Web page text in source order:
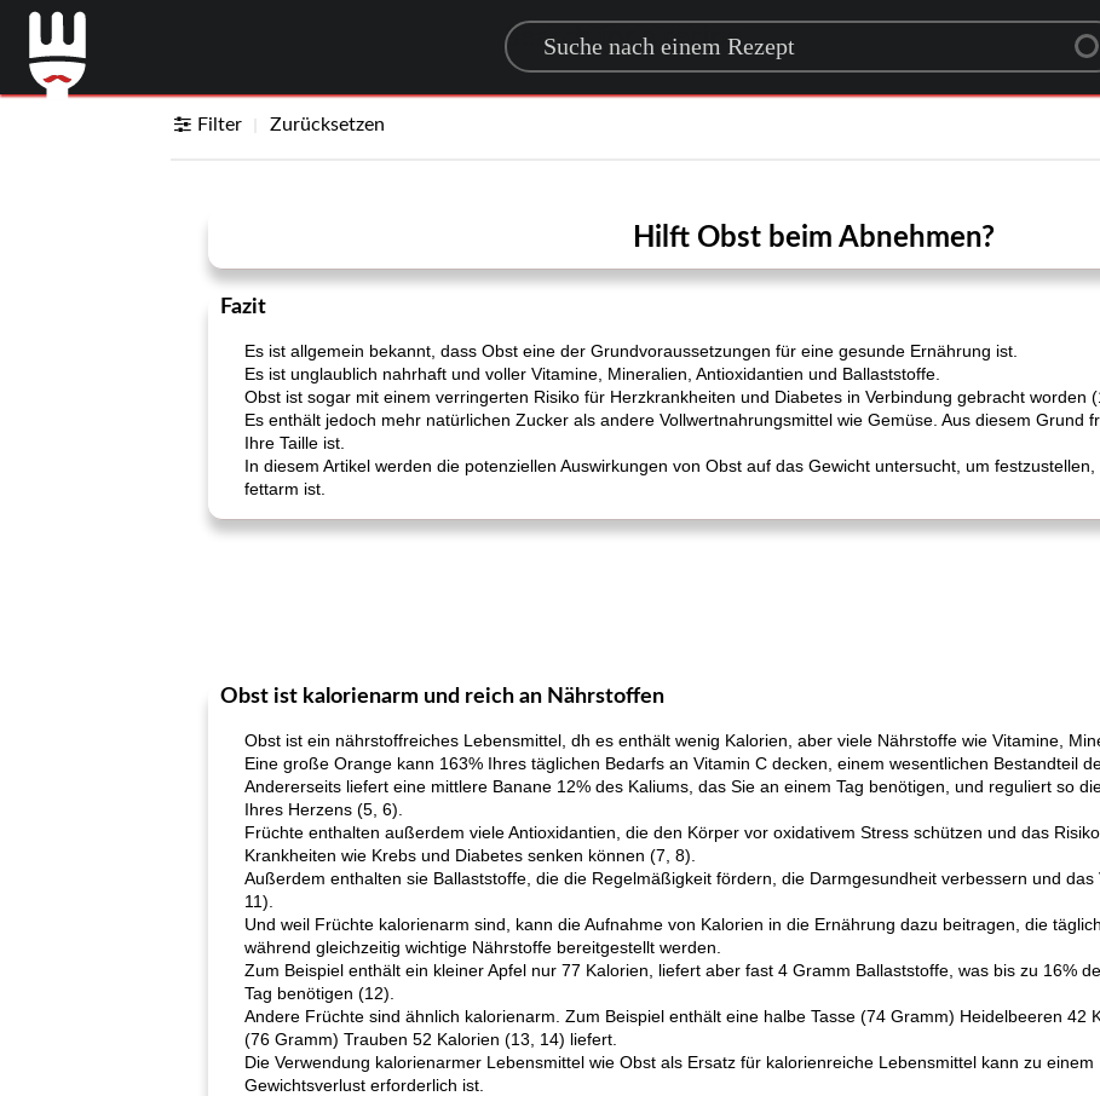
Search for a recipe
Filter Zurücksetzen
Hilft Obst beim Abnehmen?
Fazit
Es ist allgemein bekannt, dass Obst eine der Grundvoraussetzungen für eine gesunde Ernährung ist.
Es ist unglaublich nahrhaft und voller Vitamine, Mineralien, Antioxidantien und Ballaststoffe.
Obst ist sogar mit einem verringerten Risiko für Herzkrankheiten und Diabetes in Verbindung gebracht worden
Es enthält jedoch mehr natürlichen Zucker als andere Vollwertnahrungsmittel wie Gemüse. Aus diesem Grund
Ihre Taille ist.
In diesem Artikel werden die potenziellen Auswirkungen von Obst auf das Gewicht untersucht, um
fettarm ist.
Obst ist kalorienarm und reich an Nährstoffen
Obst ist ein nährstoffreiches Lebensmittel, dh es enthält wenig Kalorien, aber viele Nährstoffe wie Vitamine,
Eine große Orange kann 163% Ihres täglichen Bedarfs an Vitamin C decken, einem wesentlichen Bestandteil
Andererseits liefert eine mittlere Banane 12% des Kaliums, das Sie an einem Tag benötigen, und reguliert so
Ihres Herzens (5, 6).
Früchte enthalten außerdem viele Antioxidantien, die den Körper vor oxidativem Stress schützen und das
Krankheiten wie Krebs und Diabetes senken können (7, 8).
Außerdem enthalten sie Ballaststoffe, die die Regelmäßigkeit fördern, die Darmgesundheit verbessern und das
11).
Und weil Früchte kalorienarm sind, kann die Aufnahme von Kalorien in die Ernährung dazu beitragen, die
während gleichzeitig wichtige Nährstoffe bereitgestellt werden.
Zum Beispiel enthält ein kleiner Apfel nur 77 Kalorien, liefert aber fast 4 Gramm Ballaststoffe, was bis zu 16%
Tag benötigen (12).
Andere Früchte sind ähnlich kalorienarm. Zum Beispiel enthält eine halbe Tasse (74 Gramm) Heidelbeeren 42
(76 Gramm) Trauben 52 Kalorien (13, 14) liefert.
Die Verwendung kalorienarmer Lebensmittel wie Obst als Ersatz für kalorienreiche Lebensmittel kann zu
Gewichtsverlust erforderlich ist.